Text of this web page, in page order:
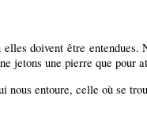
doivent être
jetons une pierre que pour
entoure, celle où se